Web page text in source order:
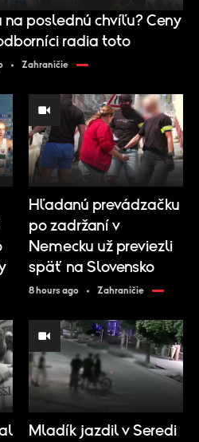
na poslednú chvíľu? Ceny
radia toto
Zahraničie
Hľadanú prevádzačku
po zadržaní v
Nemecku už previezli
späť na Slovensko
8 hours ago Zahraničie
Mladík jazdil v Seredi